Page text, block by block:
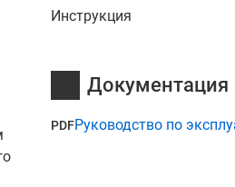
Инструкция
Документация
PDFРуководство по